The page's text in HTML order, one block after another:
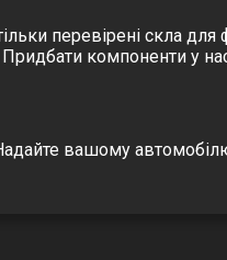
перевірені скла для
Придбати компоненти у
вашому